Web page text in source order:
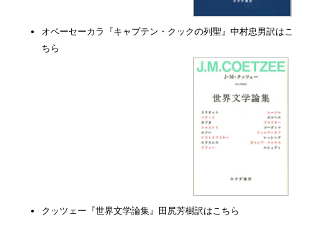
オベーセーカラ『キャプテン・クックの列聖』中村忠男訳はこ
ちら
クッツェー『世界文学論集』田尻芳樹訳はこちら